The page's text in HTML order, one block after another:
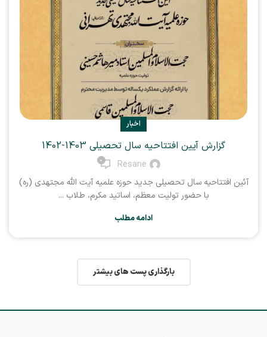
اخبار
گزارش آیین افتتاحیه سال تحصیلی 1403-1402
Resane
0
آئین افتتاحیه سال تحصیلی جدید حوزه علمیه آیت الله مجتهدی (ره)
با حضور تولیت معظم، اساتید مکرم، طلاب ...
ادامه مطلب
بارگذاری پست های بیشتر